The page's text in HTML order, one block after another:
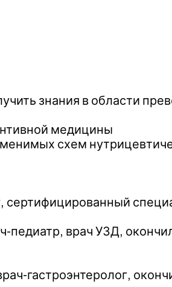
знания в области
медицины
схем
педиатр, врач УЗД,
гастроэнтеролог,